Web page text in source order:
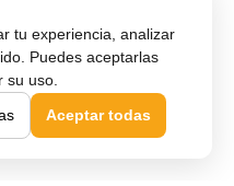
tu experiencia, analizar
Puedes aceptarlas
su uso.
Aceptar todas